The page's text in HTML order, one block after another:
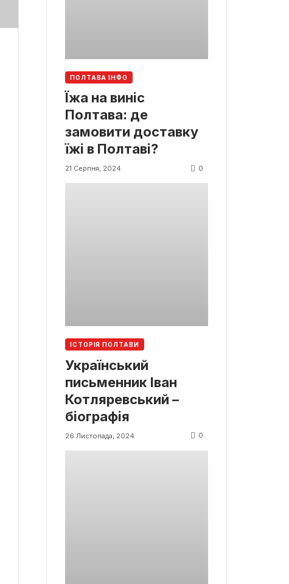
ПОЛТАВА ІНФО
Їжа на виніс
Полтава: де
замовити доставку
їжі в Полтаві?
21 Серпня, 2024 0
ІСТОРІЯ ПОЛТАВИ
Український
письменник Іван
Котляревський –
біографія
26 Листопада, 2024 0